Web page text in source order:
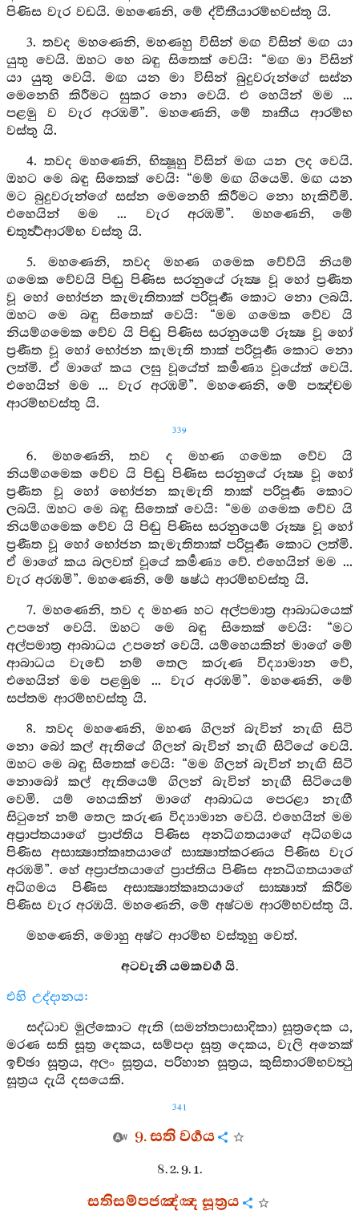
පිණිස වැර වඩයි. මහණෙනි, මේ ද්වීතීයාරම්භවස්තු යි.
3. තවද මහණෙනි, මහණහු විසින් මඟ විසින් මඟ යා
යුතු වෙයි. ඔහට හෙ බඳු සිතෙක් වෙයි: “මඟ මා විසින්
යා යුතු වෙයි. මඟ යන මා විසින් බුදුවරුන්ගේ සස්න
මෙනෙහි කිරීමට සුකර නො වෙයි. එ හෙයින් මම ...
පළමු ව වැර අරඹමි”. මහණෙනි, මේ තෘතීය ආරම්භ
වස්තු යි.
4. තවද මහණෙනි, භික්‍ෂූහු විසින් මඟ යන ලද වෙයි.
ඔහට මෙ බඳු සිතෙක් වෙයි: “මම් මඟ ගියෙමි. මඟ යන
මට බුදුවරුන්ගේ සස්න මෙනෙහි කිරීමට නො හැකිවීමි.
එහෙයින් මම ... වැර අරඹමි”. මහණෙනි, මේ
චතුර්‍ත්‍ථආරම්භ වස්තු යි.
5. මහණෙනි, තවද මහණ ගමෙක වේව්යි නියම්
ගමෙක වේවයි පිඬු පිණිස සරනුයේ රූක්‍ෂ වූ හෝ ප්‍රණීත
වූ හෝ භෝජන කැමැතිතාක් පරිපූර්‍ණ කොට නො ලබයි.
ඔහට මෙ බඳු සිතෙක් වෙයි: “මම ගමෙක වේව යි
නියම්ගමෙක වේව යි පිඬු පිණිස සරනුයෙම් රූක්‍ෂ වූ හෝ
ප්‍රණීත වූ හෝ භෝජන කැමැති තාක් පරිපූර්‍ණ කොට නො
ලත්මි. ඒ මාගේ කය ලඝු වූයේත් කර්‍මණ්‍ය වූයේත් වෙයි.
එහෙයින් මම ... වැර අරඹමි”. මහණෙනි, මේ පඤ්චම
ආරම්භවස්තු යි.
339
6. මහණෙනි, තව ද මහණ ගමෙක වේව යි
නියම්ගමෙක වේව යි පිඬු පිණිස සරනුයේ රූක්‍ෂ වූ හෝ
ප්‍රණීත වූ හෝ භෝජන කැමැති තාක් පරිපූර්‍ණ කොට
ලබයි. ඔහට මෙ බඳු සිතෙක් වෙයි: “මම ගමෙක වේව යි
නියම්ගමෙක වේව යි පිඬු පිණිස සරනුයෙම් රූක්‍ෂ වූ හෝ
ප්‍රණීත වූ හෝ භෝජන කැමැතිතාක් පරිපූර්‍ණ කොට ලත්මි.
ඒ මාගේ කය බලවත් වූයේ කර්‍මණ්‍ය වේ. එහෙයින් මම ...
වැර අරඹමි”. මහණෙනි, මේ ෂෂ්ඨ ආරම්භවස්තු යි.
7. මහණෙනි, තව ද මහණ හට අල්පමාත්‍ර ආබාධයෙක්
උපනේ වෙයි. ඔහට මෙ බඳු සිතෙක් වෙයි: “මට
අල්පමාත්‍ර ආබාධය උපනේ වෙයි. යම්හෙයකින් මාගේ මේ
ආබාධය වැඩේ නම් තෙල කරුණ විද්‍යාමාන වේ,
එහෙයින් මම පළමුම ... වැර අරඹමි”. මහණෙනි, මේ
සප්තම ආරම්භවස්තු යි.
8. තවද මහණෙනි, මහණ ගිලන් බැවින් නැඟි සිටි
නො බෝ කල් ඇතියේ ගිලන් බැවින් නැඟි සිටියේ වෙයි.
ඔහට මෙ බඳු සිතෙක් වෙයි: “මම ගිලන් බැවින් නැඟි සිටි
නොබෝ කල් ඇතියෙම් ගිලන් බැවින් නැඟී සිටියෙම්
වෙමි. යම් හෙයකින් මාගේ ආබාධය පෙරළා නැඟී
සිටුනේ නම් තෙල කරුණ විද්‍යාමාන වෙයි. එහෙයින් මම
අප්‍රාප්තයාගේ ප්‍රාප්තිය පිණිස අනධිගතයාගේ අධිගමය
පිණිස අසාක්‍ෂාත්කෘතයාගේ සාක්‍ෂාත්කරණය පිණිස වැර
අරඹමි”. හේ අප්‍රාප්තයාගේ ප්‍රාප්තිය පිණිස අනධිගතයාගේ
අධිගමය පිණිස අසාක්‍ෂාත්කෘතයාගේ සාක්‍ෂාත් කිරීම
පිණිස වැර අරඹයි. මහණෙනි, මේ අෂ්ටම ආරම්භවස්තු යි.
මහණෙනි, මොහු අෂ්ට ආරම්භ වස්තූහු වෙත්.
අටවැනි යමකවර්‍ග යි.
එහි උද්දානය:
සද්ධාව මුල්කොට ඇති (සමන්තපාසාදිකා) සූත්‍රදෙක ය,
මරණ සති සූත්‍ර දෙකය, සම්පදා සූත්‍ර දෙකය, වැලි අනෙක්
ඉච්ඡා සූත්‍රය, අලං සූත්‍රය, පරිහාන සූත්‍රය, කුසිතාරම්භවත්‍ථු
සූත්‍රය දැයි දසයෙකි.
341
9. සති වර්‍ගය
8. 2. 9. 1.
සතිසම්පජඤ්ඤ සූත්‍රය